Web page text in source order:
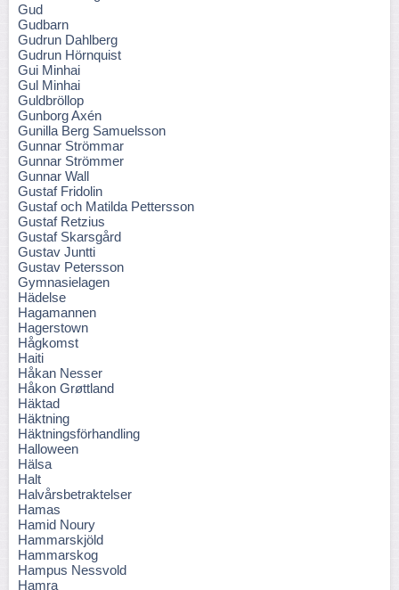
Gud
Gudbarn
Gudrun Dahlberg
Gudrun Hörnquist
Gui Minhai
Gul Minhai
Guldbröllop
Gunborg Axén
Gunilla Berg Samuelsson
Gunnar Strömmar
Gunnar Strömmer
Gunnar Wall
Gustaf Fridolin
Gustaf och Matilda Pettersson
Gustaf Retzius
Gustaf Skarsgård
Gustav Juntti
Gustav Petersson
Gymnasielagen
Hädelse
Hagamannen
Hagerstown
Hågkomst
Haiti
Håkan Nesser
Håkon Grøttland
Häktad
Häktning
Häktningsförhandling
Halloween
Hälsa
Halt
Halvårsbetraktelser
Hamas
Hamid Noury
Hammarskjöld
Hammarskog
Hampus Nessvold
Hamra